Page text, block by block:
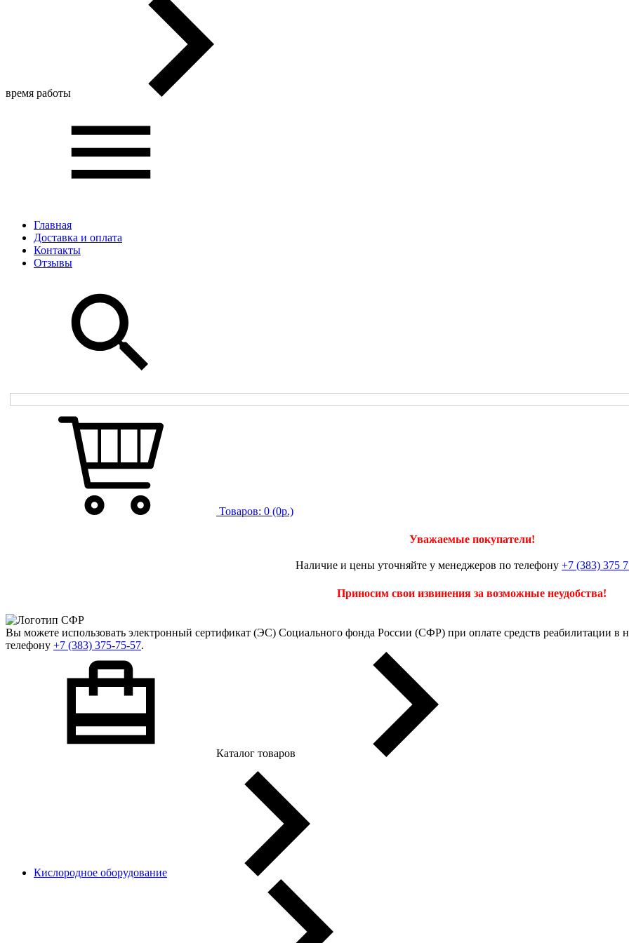
время работы
Главная
Доставка и оплата
Контакты
Отзывы
Товаров: 0 (0р.)
Уважаемые покупатели!
Наличие и цены уточняйте у менеджеров по телефону +7 (383) 375
Приносим свои извинения за возможные неудобства!
Вы можете использовать электронный сертификат (ЭС) Социального фонда России (СФР) при оплате средств реабилитации в
телефону +7 (383) 375-75-57.
Каталог товаров
Кислородное оборудование